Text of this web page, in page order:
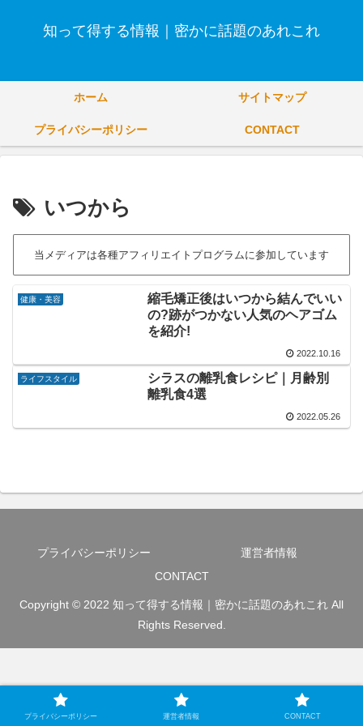
知って得する情報｜密かに話題のあれこれ
ホーム サイトマップ
プライバシーポリシー CONTACT
いつから
当メディアは各種アフィリエイトプログラムに参加しています
健康・美容
縮毛矯正後はいつから結んでいい
の?跡がつかない人気のヘアゴム
を紹介!
2022.10.16
ライフスタイル
シラスの離乳食レシピ｜月齢別
離乳食4選
2022.05.26
プライバシーポリシー
運営者情報
CONTACT
Copyright © 2022 知って得する情報｜密かに話題のあれこれ All
Rights Reserved.
プライバシーポリシー 運営者情報 CONTACT